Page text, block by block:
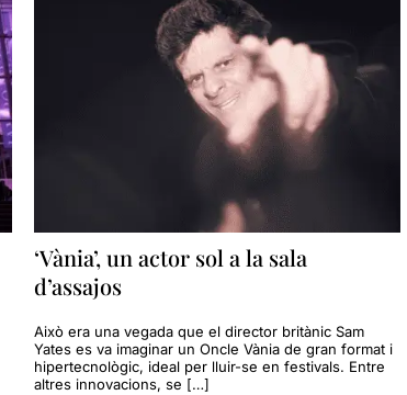
‘Vània’, un actor sol a la sala
d’assajos
Això era una vegada que el director britànic Sam
Yates es va imaginar un Oncle Vània de gran format i
hipertecnològic, ideal per lluir-se en festivals. Entre
altres innovacions, se […]